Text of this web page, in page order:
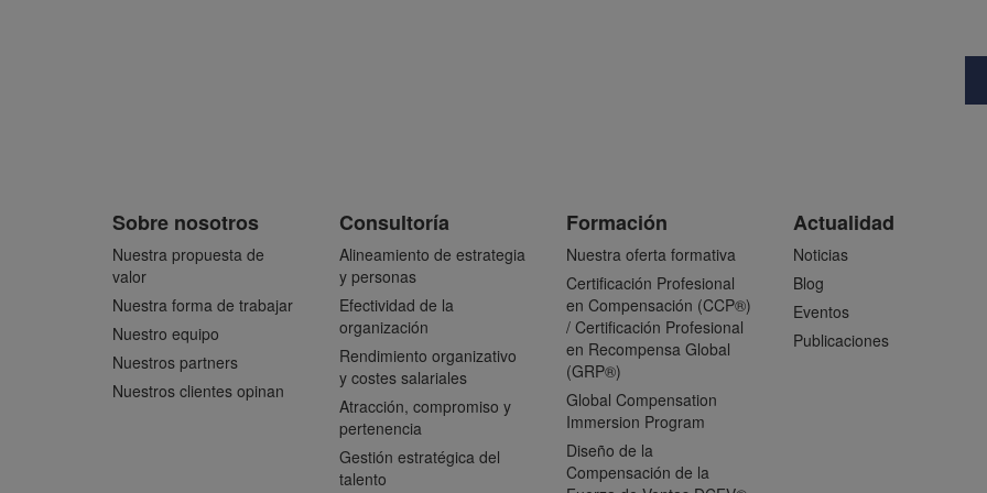
Sobre nosotros
Nuestra propuesta de
valor
Nuestra forma de trabajar
Nuestro equipo
Nuestros partners
Nuestros clientes opinan
Consultoría
Alineamiento de estrategia
y personas
Efectividad de la
organización
Rendimiento organizativo
y costes salariales
Atracción, compromiso y
pertenencia
Gestión estratégica del
talento
Formación
Nuestra oferta formativa
Certificación Profesional
en Compensación (CCP®)
/ Certificación Profesional
en Recompensa Global
(GRP®)
Global Compensation
Immersion Program
Diseño de la
Compensación de la
Actualidad
Noticias
Blog
Eventos
Publicaciones